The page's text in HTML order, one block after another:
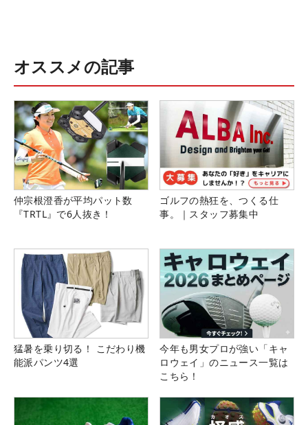
オススメの記事
仲宗根澄香が平均パット数
『TRTL』で6人抜き！
ゴルフの熱狂を、つくる仕
事。｜スタッフ募集中
猛暑を乗り切る！ こだわり機
能派パンツ4選
今年も男女プロが強い「キャ
ロウェイ」のニュース一覧は
こちら！